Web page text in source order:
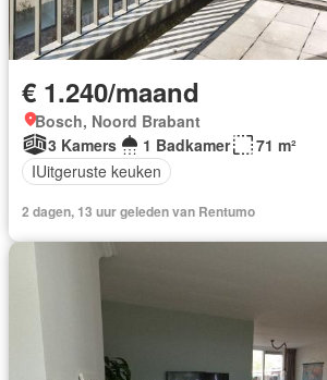
€ 1.240/maand
Bosch, Noord Brabant
3 Kamers
1 Badkamer
71 m²
IUitgeruste keuken
2 dagen, 13 uur geleden van Rentumo